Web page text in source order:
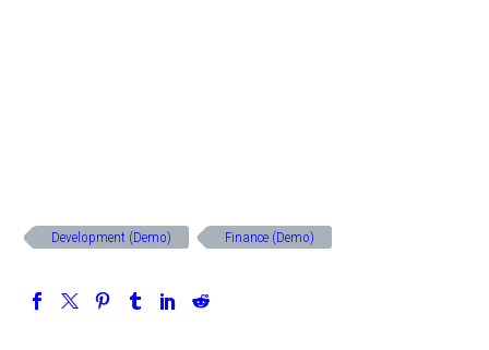
Development (Demo) Finance (Demo)